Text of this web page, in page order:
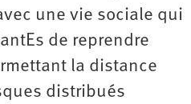
une vie sociale qui
de reprendre
la distance
distribués